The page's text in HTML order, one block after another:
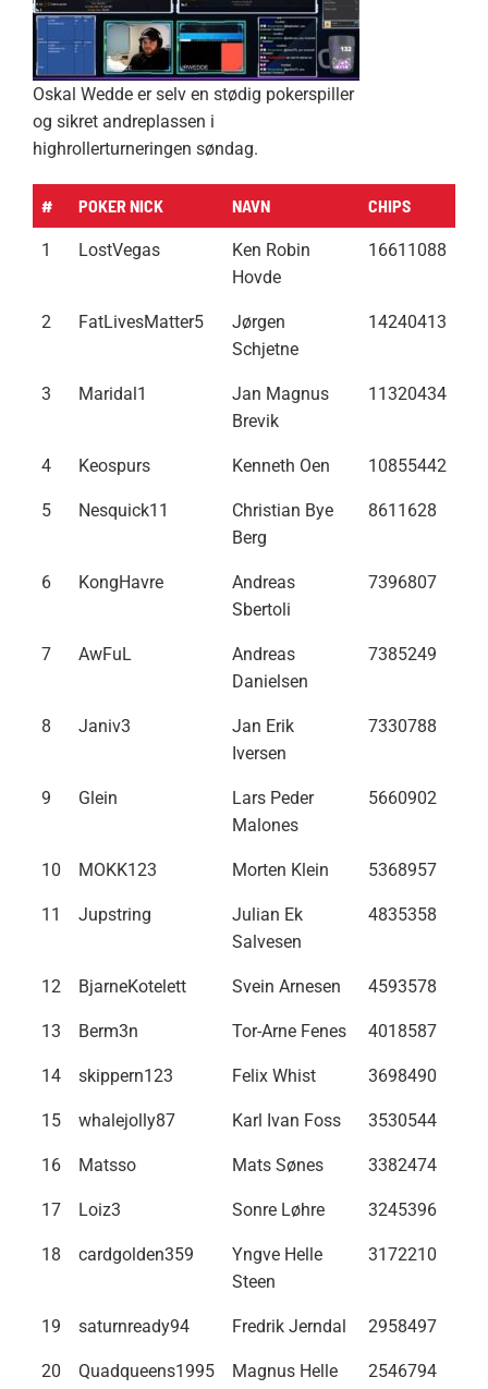
Oskal Wedde er selv en stødig pokerspiller
og sikret andreplassen i
highrollerturneringen søndag.
# POKER NICK NAVN CHIPS
1 LostVegas
Ken Robin
Hovde
16611088
2 FatLivesMatter5
Jørgen
Schjetne
14240413
3 Maridal1
Jan Magnus
Brevik
11320434
4 Keospurs Kenneth Oen 10855442
5 Nesquick11
Christian Bye
Berg
8611628
6 KongHavre
Andreas
Sbertoli
7396807
7 AwFuL
Andreas
Danielsen
7385249
8 Janiv3
Jan Erik
Iversen
7330788
9 Glein
Lars Peder
Malones
5660902
10 MOKK123 Morten Klein 5368957
11 Jupstring
Julian Ek
Salvesen
4835358
12 BjarneKotelett Svein Arnesen 4593578
13 Berm3n Tor-Arne Fenes 4018587
14 skippern123 Felix Whist 3698490
15 whalejolly87 Karl Ivan Foss 3530544
16 Matsso Mats Sønes 3382474
17 Loiz3 Sonre Løhre 3245396
18 cardgolden359
Yngve Helle
Steen
3172210
19 saturnready94 Fredrik Jerndal 2958497
20 Quadqueens1995 Magnus Helle 2546794